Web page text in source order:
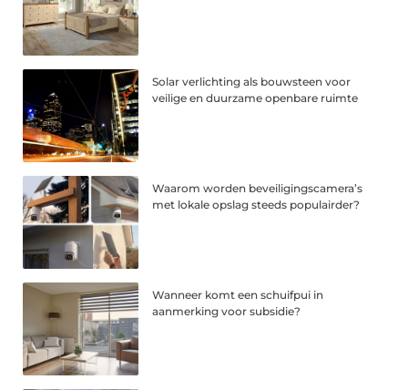
Solar verlichting als bouwsteen voor
veilige en duurzame openbare ruimte
Waarom worden beveiligingscamera’s
met lokale opslag steeds populairder?
Wanneer komt een schuifpui in
aanmerking voor subsidie?